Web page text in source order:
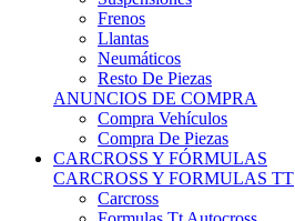
Frenos
Llantas
Neumáticos
Resto De Piezas
ANUNCIOS DE COMPRA
Compra Vehículos
Compra De Piezas
CARCROSS Y FÓRMULAS
CARCROSS Y FORMULAS TT
Carcross